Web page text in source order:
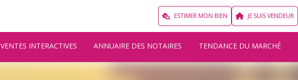
ESTIMER MON BIEN JE SUIS VENDEUR
VENTES INTERACTIVES ANNUAIRE DES NOTAIRES TENDANCE DU MARCHÉ